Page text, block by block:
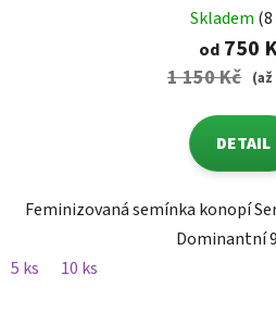
Skladem
od750
1 150 Kč (až
DETAIL
Feminizovaná semínka konopí
Dominantní
5 ks
10 ks